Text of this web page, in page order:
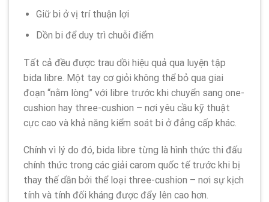
Giữ bi ở vị trí thuận lợi
Dồn bi để duy trì chuỗi điểm
Tất cả đều được trau dồi hiệu quả qua luyện tập
bida libre. Một tay cơ giỏi không thể bỏ qua giai
đoạn “nằm lòng” với libre trước khi chuyển sang one-
cushion hay three-cushion – nơi yêu cầu kỹ thuật
cực cao và khả năng kiểm soát bi ở đẳng cấp khác.
Chính vì lý do đó, bida libre từng là hình thức thi đấu
chính thức trong các giải carom quốc tế trước khi bị
thay thế dần bởi thể loại three-cushion – nơi sự kịch
tính và tính đối kháng được đẩy lên cao hơn.